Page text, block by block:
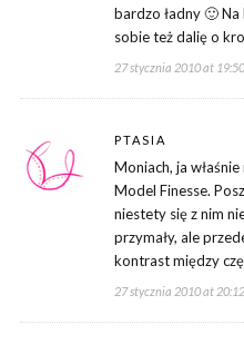
bardzo ładny 🙂
sobie też dalię o
27 stycznia 2010 at 19:50
PTASIA
Moniach, ja
Model Finesse.
niestety się z nim
przymały, ale
kontrast między
27 stycznia 2010 at 20:12